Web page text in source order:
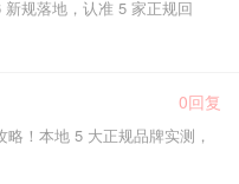
规落地，认准 5 家正规回
0回复
！本地 5 大正规品牌实测，